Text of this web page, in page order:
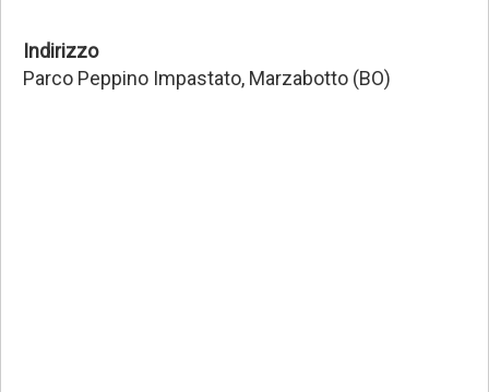
Indirizzo
Parco Peppino Impastato, Marzabotto (BO)